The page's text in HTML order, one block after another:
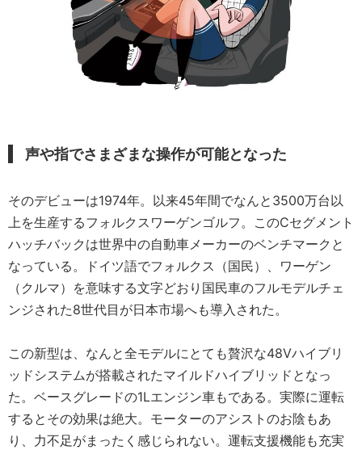
声や指でさまざまな操作が可能となった
そのデビューは1974年。以来45年間でなんと3500万台以
上を生産するフォルクスワーゲンゴルフ。このCセグメント
ハッチバックは世界中の自動車メーカーのベンチマークと
なっている。ドイツ語でフォルクス（国民）、ワーゲン
（クルマ）を意味する文字どおり国民車のフルモデルチェ
ンジされた8世代目が日本市場へも導入された。
この新型は、なんと全モデルにとても贅沢な48Vハイブリ
ッドシステムが搭載されたマイルドハイブリッドとなっ
た。ベースグレードの1Lエンジン車もである。実際に運転
するとその効果は絶大。モーターのアシストのお陰もあ
り、力不足がまったく感じられない。運転支援機能も充実